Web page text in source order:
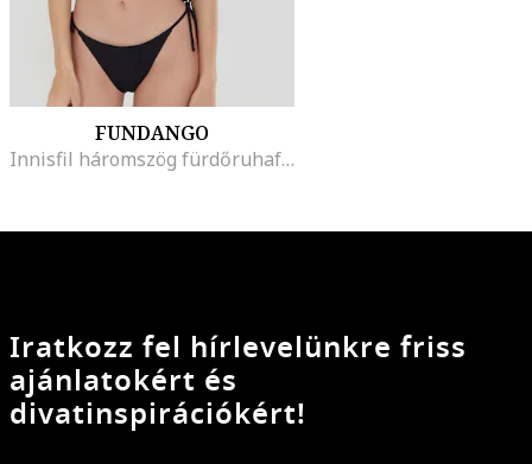
FUNDANGO
Innisfil háromszög fürdőruhafelső kivehető párnázással, Fekete
Iratkozz fel hírlevelünkre friss
ajánlatokért és
divatinspirációkért!